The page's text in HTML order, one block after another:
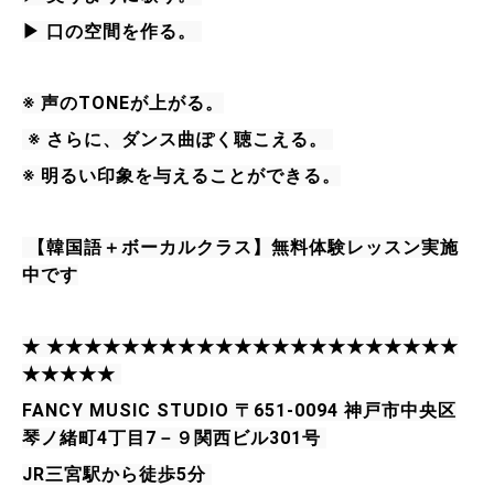
▶ 口の空間を作る。
※ 声のTONEが上がる。
※ さらに、ダンス曲ぽく聴こえる。
※ 明るい印象を与えることができる。
【韓国語＋ボーカルクラス】無料体験レッスン実施
中です
★ ★★★★★★★★★★★★★★★★★★★★★★
★★★★★
FANCY MUSIC STUDIO 〒651-0094 神戸市中央区
琴ノ緒町4丁目7－９関西ビル301号
JR三宮駅から徒歩5分